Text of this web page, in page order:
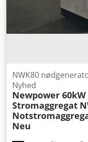
NWK80
Nyhed
Newpower 60kW
Stromaggregat
Neu